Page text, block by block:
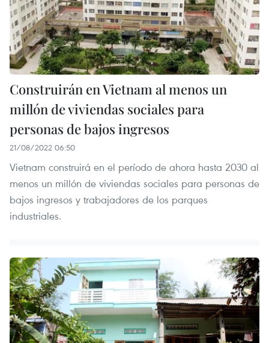
Construirán en Vietnam al menos un
millón de viviendas sociales para
personas de bajos ingresos
21/08/2022 06:50
Vietnam construirá en el período de ahora hasta 2030 al
menos un millón de viviendas sociales para personas de
bajos ingresos y trabajadores de los parques
industriales.